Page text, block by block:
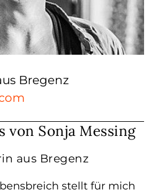
von Sonja Messing
aus Bregenz
stellt für mich
Bregenz